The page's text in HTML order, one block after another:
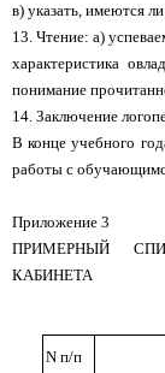
в) указать, имеются
13. Чтение: а)
характеристика
понимание
14. Заключение
В конце учебного
работы с
Приложение 3
ПРИМЕРНЫЙ
КАБИНЕТА
N п/п